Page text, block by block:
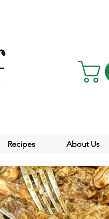
Recipes About Us